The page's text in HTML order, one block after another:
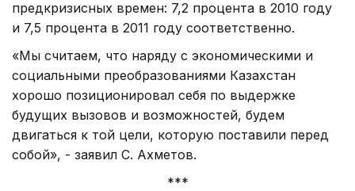
предкризисных времен: 7,2 процента в 2010 году
и 7,5 процента в 2011 году соответственно.
«Мы считаем, что наряду с экономическими и
социальными преобразованиями Казахстан
хорошо позиционировал себя по выдержке
будущих вызовов и возможностей, будем
двигаться к той цели, которую поставили перед
собой», - заявил С. Ахметов.
***